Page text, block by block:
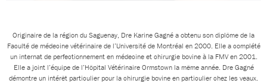
Originaire de la région du Saguenay, Dre Karine Gagné a obtenu son diplôme de la
Faculté de médecine vétérinaire de l’Université de Montréal en 2000. Elle a complété
un internat de perfectionnement en médecine et chirurgie bovine à la FMV en 2001.
Elle a joint l’équipe de l’Hôpital Vétérinaire Ormstown la même année. Dre Gagné
démontre un intérêt particulier pour la chirurgie bovine en particulier chez les veaux.